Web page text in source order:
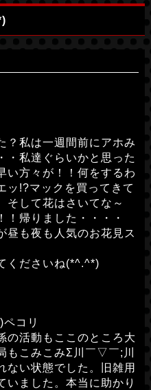
？私は一週間前にアホみ
・私達ぐらいかと思った
い方々が！！何をするわ
ッ!?マックを買ってきて
して花はさいてな～
！帰りました・・・・
昼も夜も人気のお花見ス
くださいね(*^.^*)
コリ
の活動もここのところ大
もこみこみΣ川￣▽￣;川
ない状態でした。旧雑用
いました。本当に助かり